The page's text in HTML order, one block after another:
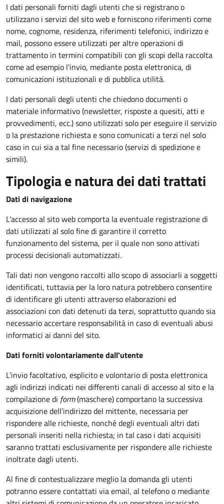
I dati personali forniti dagli utenti che si registrano o
utilizzano i servizi del sito web e forniscono riferimenti come
nome, cognome, residenza, riferimenti telefonici, indirizzo e
mail, possono essere utilizzati per altre operazioni di
trattamento in termini compatibili con gli scopi della raccolta
come ad esempio l’invio, mediante posta elettronica, di
comunicazioni istituzionali e di pubblica utilità.
I dati personali degli utenti che chiedono documenti o
materiale informativo (newsletter, risposte a quesiti, atti e
provvedimenti, ecc.) sono utilizzati solo per eseguire il servizio
o la prestazione richiesta e sono comunicati a terzi nel solo
caso in cui sia a tal fine necessario (servizi di spedizione e
simili).
Tipologia e natura dei dati trattati
Dati di navigazione
L’accesso al sito web comporta la eventuale registrazione di
dati utilizzati al solo fine di garantire il corretto
funzionamento del sistema, per il quale non sono attivati
processi decisionali automatizzati.
Tali dati non vengono raccolti allo scopo di associarli a soggetti
identificati, tuttavia per la loro natura potrebbero consentire
di identificare gli utenti attraverso elaborazioni ed
associazioni con dati detenuti da terzi, soprattutto quando sia
necessario accertare responsabilità in caso di eventuali abusi
informatici ai danni del sito.
Dati forniti volontariamente dall'utente
L’invio facoltativo, esplicito e volontario di posta elettronica
agli indirizzi indicati nei differenti canali di accesso al sito e la
compilazione di form(maschere) comportano la successiva
acquisizione dell’indirizzo del mittente, necessaria per
rispondere alle richieste, nonché degli eventuali altri dati
personali inseriti nella richiesta; in tal caso i dati acquisiti
saranno trattati esclusivamente per rispondere alle richieste
inoltrate dagli utenti.
Al fine di contestualizzare meglio la domanda gli utenti
potranno essere contattati via email, al telefono o mediante